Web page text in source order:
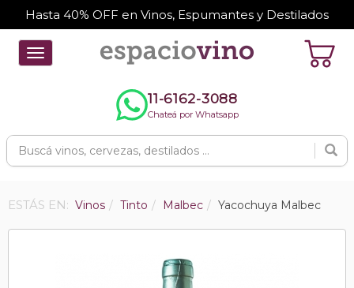
Hasta 40% OFF en Vinos, Espumantes y Destilados
Toggle
navigation
11-6162-3088
Chateá por Whatsapp
ESTÁS EN: Vinos Tinto Malbec Yacochuya Malbec